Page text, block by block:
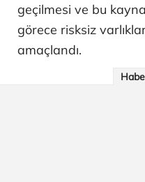
geçilmesi ve bu
görece risksiz
amaçlandı.